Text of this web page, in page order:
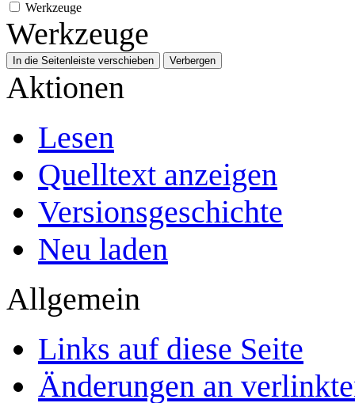
Werkzeuge
Werkzeuge
In die Seitenleiste verschieben Verbergen
Aktionen
Lesen
Quelltext anzeigen
Versionsgeschichte
Neu laden
Allgemein
Links auf diese Seite
Änderungen an